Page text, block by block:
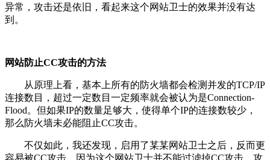
异常，攻击还是依旧，看起来这个网站卫士的效果并没有达
到。
网站防止CC攻击的方法
从原理上看，基本上所有的防火墙都会检测并发的TCP/IP
连接数目，超过一定数目一定频率就会被认为是Connection-
Flood。但如果IP的数量足够大，使得单个IP的连接数较少，
那么防火墙未必能阻止CC攻击。
不仅如此，我还发现，启用了某某网站卫士之后，反而更